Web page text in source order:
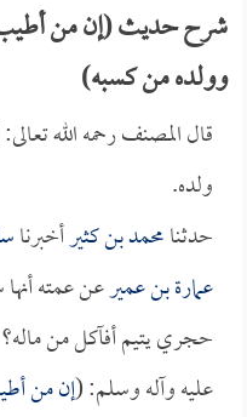
شرح حديث (إن من
وولده من كسبه)
قال المصنف رحمه الله
ولده.
حدثنامحمد بن كثيرأخبرنا
عمارة بن عميرعن عمته
حجري يتيم أفآكل من
عليه وآله وسلم: (إن من